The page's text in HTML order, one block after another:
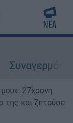
Συναγερμός
27χρονη
της και ζητούσε